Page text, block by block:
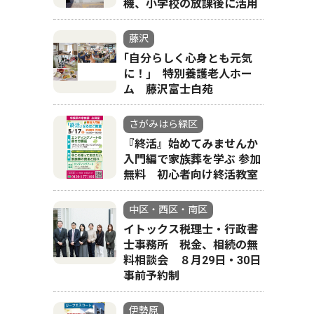
機、小学校の放課後に活用
藤沢
｢自分らしく心身とも元気
に！｣ 特別養護老人ホー
ム 藤沢富士白苑
さがみはら緑区
『終活』始めてみませんか
入門編で家族葬を学ぶ 参加
無料 初心者向け終活教室
中区・西区・南区
イトックス税理士・行政書
士事務所 税金、相続の無
料相談会 ８月29日・30日
事前予約制
伊勢原